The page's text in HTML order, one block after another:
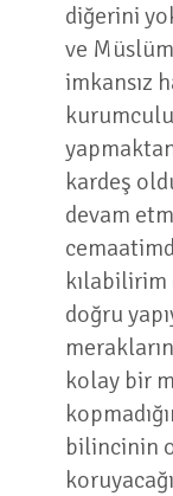
diğerini
ve
imkansız
kardeş
devam
doğru
kolay bir
bilincinin